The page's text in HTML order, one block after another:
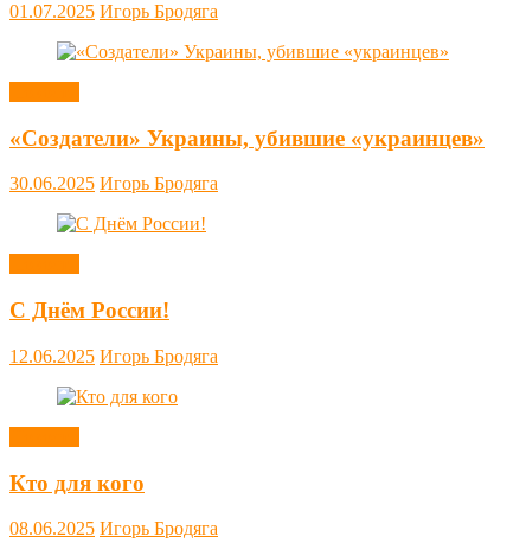
01.07.2025 Игорь Бродяга
«Создатели» Украины, убившие «украинцев»
30.06.2025 Игорь Бродяга
С Днём России!
12.06.2025 Игорь Бродяга
Кто для кого
08.06.2025 Игорь Бродяга